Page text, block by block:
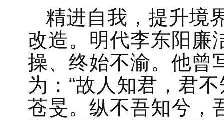
精进自我，提升境
改造。明代李东阳廉
操、终始不渝。他曾
为：“故人知君，君
苍旻。纵不吾知兮，